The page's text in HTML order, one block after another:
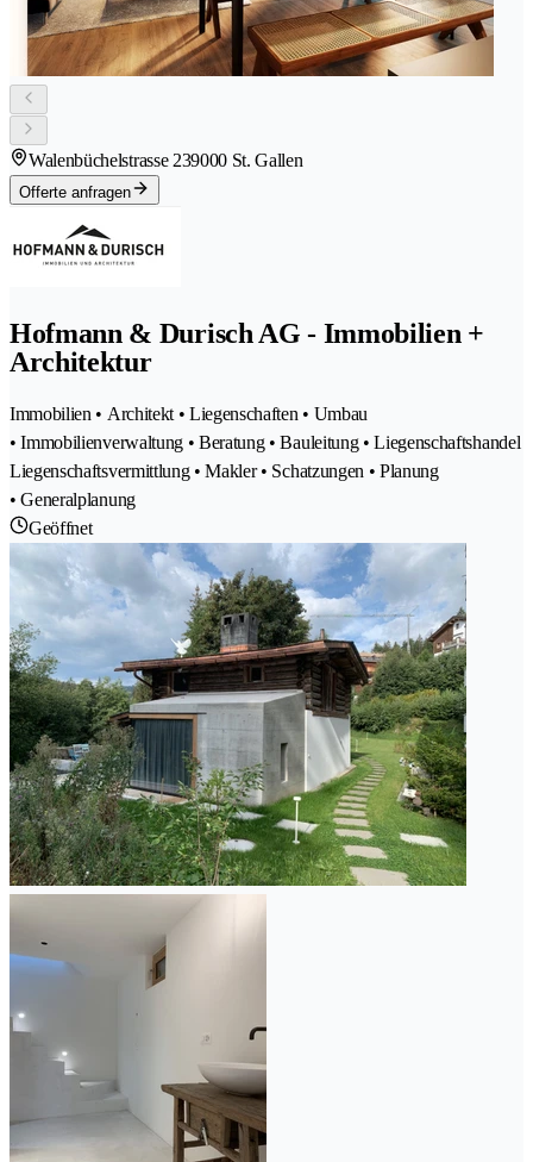
Walenbüchelstrasse 239000 St. Gallen
Offerte anfragen
Hofmann & Durisch AG - Immobilien +
Architektur
Immobilien • Architekt • Liegenschaften • Umbau
• Immobilienverwaltung • Beratung • Bauleitung • Liegenschaftshandel
Liegenschaftsvermittlung • Makler • Schatzungen • Planung
• Generalplanung
Geöffnet